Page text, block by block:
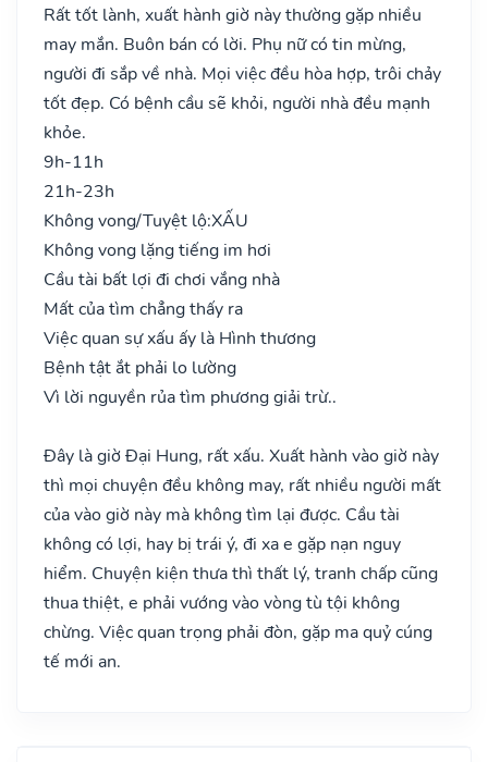
Rất tốt lành, xuất hành giờ này thường gặp nhiều
may mắn. Buôn bán có lời. Phụ nữ có tin mừng,
người đi sắp về nhà. Mọi việc đều hòa hợp, trôi chảy
tốt đẹp. Có bệnh cầu sẽ khỏi, người nhà đều mạnh
khỏe.
9h-11h
21h-23h
Không vong/Tuyệt lộ:XẤU
Không vong lặng tiếng im hơi
Cầu tài bất lợi đi chơi vắng nhà
Mất của tìm chẳng thấy ra
Việc quan sự xấu ấy là Hình thương
Bệnh tật ắt phải lo lường
Vì lời nguyền rủa tìm phương giải trừ..
Đây là giờ Đại Hung, rất xấu. Xuất hành vào giờ này
thì mọi chuyện đều không may, rất nhiều người mất
của vào giờ này mà không tìm lại được. Cầu tài
không có lợi, hay bị trái ý, đi xa e gặp nạn nguy
hiểm. Chuyện kiện thưa thì thất lý, tranh chấp cũng
thua thiệt, e phải vướng vào vòng tù tội không
chừng. Việc quan trọng phải đòn, gặp ma quỷ cúng
tế mới an.